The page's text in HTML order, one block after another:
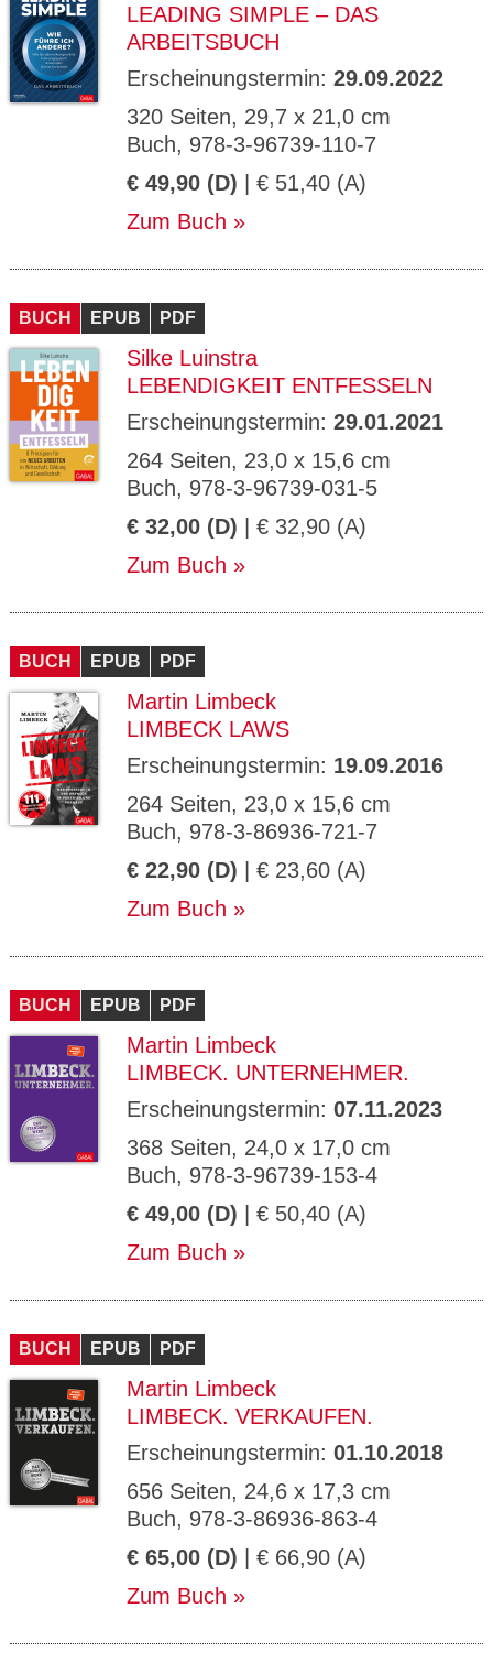
LEADING SIMPLE – DAS
ARBEITSBUCH
Erscheinungstermin: 29.09.2022
320 Seiten, 29,7 x 21,0 cm
Buch, 978-3-96739-110-7
€ 49,90 (D) | € 51,40 (A)
Zum Buch
BUCH EPUB PDF
Silke Luinstra
LEBENDIGKEIT ENTFESSELN
Erscheinungstermin: 29.01.2021
264 Seiten, 23,0 x 15,6 cm
Buch, 978-3-96739-031-5
€ 32,00 (D) | € 32,90 (A)
Zum Buch
BUCH EPUB PDF
Martin Limbeck
LIMBECK LAWS
Erscheinungstermin: 19.09.2016
264 Seiten, 23,0 x 15,6 cm
Buch, 978-3-86936-721-7
€ 22,90 (D) | € 23,60 (A)
Zum Buch
BUCH EPUB PDF
Martin Limbeck
LIMBECK. UNTERNEHMER.
Erscheinungstermin: 07.11.2023
368 Seiten, 24,0 x 17,0 cm
Buch, 978-3-96739-153-4
€ 49,00 (D) | € 50,40 (A)
Zum Buch
BUCH EPUB PDF
Martin Limbeck
LIMBECK. VERKAUFEN.
Erscheinungstermin: 01.10.2018
656 Seiten, 24,6 x 17,3 cm
Buch, 978-3-86936-863-4
€ 65,00 (D) | € 66,90 (A)
Zum Buch